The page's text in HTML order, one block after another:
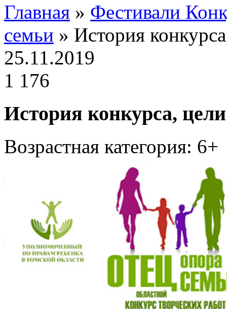
Главная » Фестивали
семьи » История
25.11.2019
1 176
История конкурса,
Возрастная категория: 6+